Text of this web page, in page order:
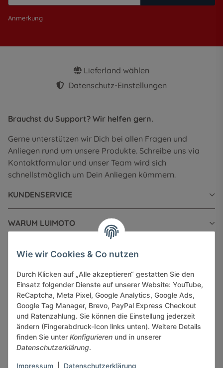
Anmerkung
Lieferland wählen
Datenschutz-Einstellungen
Brauchst du Support? Wir helfen gern.
Gerne unterstützen wir Dich bei allen Fragen und
Anliegen rund um unsere Produkte. Schreibe uns via
Kontaktformular und unser Team wird sich
schnellstmöglich um Dein Anliegen kümmern.
KUNDENSERVICE
WARUM LUIMOTO
INFORMATIONEN
GESETZLICHE INFORMATIONEN
Sicher bezahlen via:
Wie wir Cookies & Co nutzen
Durch Klicken auf „Alle akzeptieren“ gestatten Sie den
Einsatz folgender Dienste auf unserer Website: YouTube,
ReCaptcha, Meta Pixel, Google Analytics, Google Ads,
Google Tag Manager, Brevo, PayPal Express Checkout
und Ratenzahlung. Sie können die Einstellung jederzeit
ändern (Fingerabdruck-Icon links unten). Weitere Details
finden Sie unter Konfigurieren und in unserer
Datenschutzerklärung.
Impressum Datenschutzerklärung